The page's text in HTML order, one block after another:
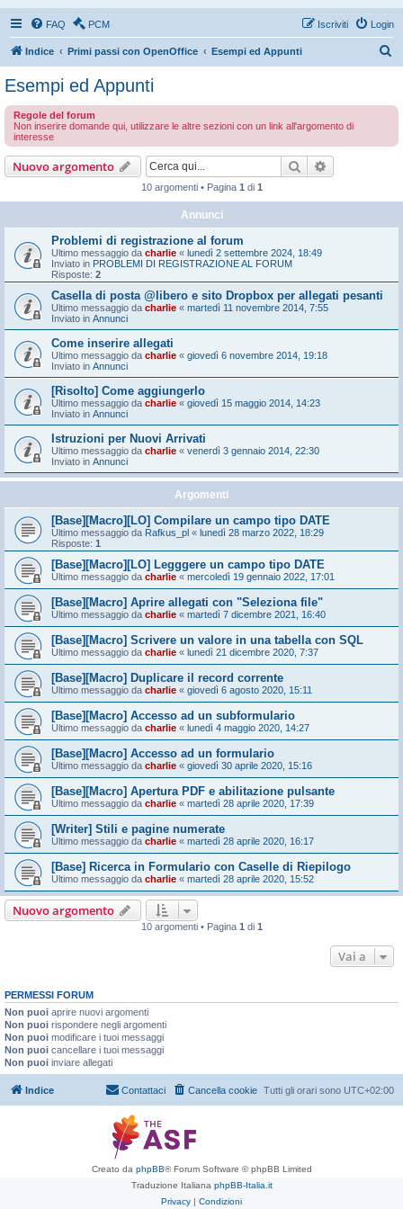
FAQ PCM Login
Iscriviti
Indice Primi passi con OpenOffice Esempi ed Appunti
Esempi ed Appunti
Regole del forum
Non inserire domande qui, utilizzare le altre sezioni con un link all'argomento di
interesse
Nuovo argomento Cerca
10 argomenti • Pagina 1 di 1
Annunci
Problemi di registrazione al forum
Ultimo messaggio da charlie « lunedì 2 settembre 2024, 18:49
Inviato in PROBLEMI DI REGISTRAZIONE AL FORUM
Risposte: 2
Casella di posta @libero e sito Dropbox per allegati pesanti
Ultimo messaggio da charlie « martedì 11 novembre 2014, 7:55
Inviato in Annunci
Come inserire allegati
Ultimo messaggio da charlie « giovedì 6 novembre 2014, 19:18
Inviato in Annunci
[Risolto] Come aggiungerlo
Ultimo messaggio da charlie « giovedì 15 maggio 2014, 14:23
Inviato in Annunci
Istruzioni per Nuovi Arrivati
Ultimo messaggio da charlie « venerdì 3 gennaio 2014, 22:30
Inviato in Annunci
Argomenti
[Base][Macro][LO] Compilare un campo tipo DATE
Ultimo messaggio da Rafkus_pl « lunedì 28 marzo 2022, 18:29
Risposte: 1
[Base][Macro][LO] Legggere un campo tipo DATE
Ultimo messaggio da charlie « mercoledì 19 gennaio 2022, 17:01
[Base][Macro] Aprire allegati con "Seleziona file"
Ultimo messaggio da charlie « martedì 7 dicembre 2021, 16:40
[Base][Macro] Scrivere un valore in una tabella con SQL
Ultimo messaggio da charlie « lunedì 21 dicembre 2020, 7:37
[Base][Macro] Duplicare il record corrente
Ultimo messaggio da charlie « giovedì 6 agosto 2020, 15:11
[Base][Macro] Accesso ad un subformulario
Ultimo messaggio da charlie « lunedì 4 maggio 2020, 14:27
[Base][Macro] Accesso ad un formulario
Ultimo messaggio da charlie « giovedì 30 aprile 2020, 15:16
[Base][Macro] Apertura PDF e abilitazione pulsante
Ultimo messaggio da charlie « martedì 28 aprile 2020, 17:39
[Writer] Stili e pagine numerate
Ultimo messaggio da charlie « martedì 28 aprile 2020, 16:17
[Base] Ricerca in Formulario con Caselle di Riepilogo
Ultimo messaggio da charlie « martedì 28 aprile 2020, 15:52
Nuovo argomento
10 argomenti • Pagina 1 di 1
Vai a
PERMESSI FORUM
Non puoi aprire nuovi argomenti
Non puoi rispondere negli argomenti
Non puoi modificare i tuoi messaggi
Non puoi cancellare i tuoi messaggi
Non puoi inviare allegati
Indice Tutti gli orari sono UTC+02:00
Cancella cookie
Contattaci
Creato da phpBB® Forum Software © phpBB Limited
Traduzione Italiana phpBB-Italia.it
Privacy | Condizioni